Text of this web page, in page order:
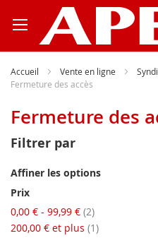
au
contenu
Accueil Vente en ligne
Fermeture des accès
Fermeture des
Filtrer par
Affiner les options
Prix
0,00 € - 99,99 € 2articles
200,00 € et plus 1article